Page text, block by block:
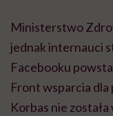
Ministerstwo
jednak internauci
Facebooku
Front wsparcia dla
Korbas nie